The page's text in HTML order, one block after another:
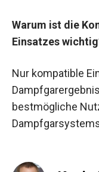
Warum ist die
Einsatzes
Nur kompatible
bestmögliche